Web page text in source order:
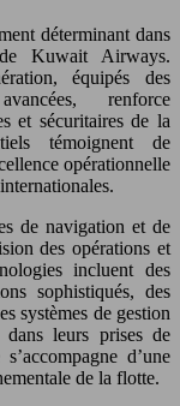
déterminant dans
Kuwait Airways.
équipés des
renforce
et sécuritaires de la
témoignent de
opérationnelle
de navigation et de
des opérations et
incluent des
sophistiqués, des
systèmes de gestion
leurs prises de
d’une
de la flotte.